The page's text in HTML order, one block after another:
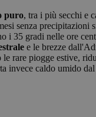
puro, tra i più secchi e
senza precipitazioni
i 35 gradi nelle ore
e le brezze
le rare piogge estive,
invece caldo umido